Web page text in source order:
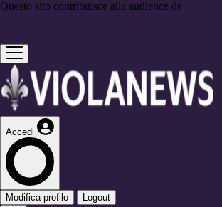
Questo sito contribuisce alla audience de
Accedi
Modifica profilo Logout